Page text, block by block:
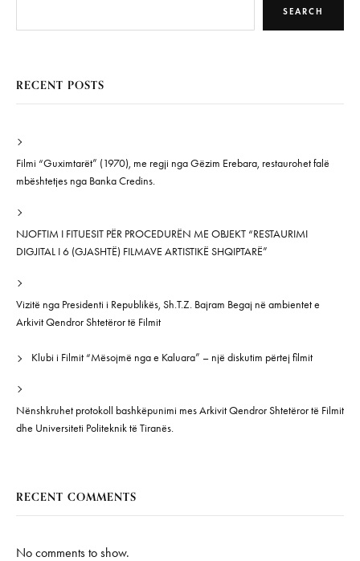
SEARCH
RECENT POSTS
Filmi “Guximtarët” (1970), me regji nga Gëzim Erebara, restaurohet falë
mbështetjes nga Banka Credins.
NJOFTIM I FITUESIT PËR PROCEDURËN ME OBJEKT “RESTAURIMI
DIGJITAL I 6 (GJASHTË) FILMAVE ARTISTIKË SHQIPTARË”
Vizitë nga Presidenti i Republikës, Sh.T.Z. Bajram Begaj në ambientet e
Arkivit Qendror Shtetëror të Filmit
Klubi i Filmit “Mësojmë nga e Kaluara” – një diskutim përtej filmit
Nënshkruhet protokoll bashkëpunimi mes Arkivit Qendror Shtetëror të Filmit
dhe Universiteti Politeknik të Tiranës.
RECENT COMMENTS
No comments to show.